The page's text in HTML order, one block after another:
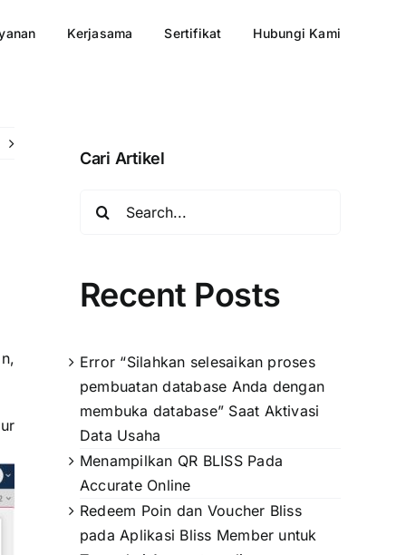
Kerjasama Sertifikat Hubungi Kami
Cari Artikel
Recent Posts
Error “Silahkan selesaikan proses
pembuatan database Anda dengan
membuka database” Saat Aktivasi
Data Usaha
Menampilkan QR BLISS Pada
Accurate Online
Redeem Poin dan Voucher Bliss
pada Aplikasi Bliss Member untuk